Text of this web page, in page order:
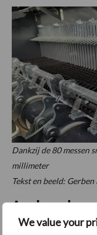
We value your
Dankzij de 80 messen
millimeter
Tekst en beeld:
Aanbevolen